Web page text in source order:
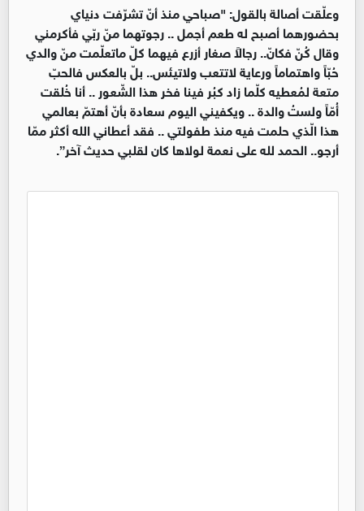
وعلّقت أصالة بالقول: "صباحي منذ أنّ تشرّفت دنياي
بحضورهما أصبح له طعم أجمل .. رجوتهما منّ ربّي فأكرمني
وقال كُنّ فكانّ.. رجالاً صغار أزرع فيهما كلّ ماتعلّمت منّ والدي
حُبّاً واهتماماً ورعاية لاتتعب ولاتيئس.. بلّ بالعكس فالحبّ
متعة لمُعطيه كلّما زاد كبُر فينا فخر هذا الشّعور .. أنا خُلقت
أُمّاً ولستُ والدة .. ويكفيني اليوم سعادة بأنّ أهتمّ بعالمي
هذا الّذي حلمت فيه منذ طفولتي .. فقد أعطاني الله أكثر ممّا
أرجو.. الحمد لله على نعمة لولاها كان لقلبي حديث آخر”.